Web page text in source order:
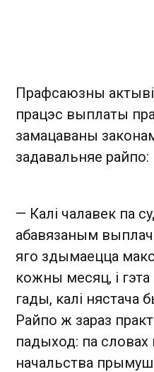
Прафсаюзны
працэс выплаты
замацаваны
задавальняе райпо:
— Калі чалавек па
абавязаным
яго здымаецца
кожны месяц, і
гады, калі нястача
Райпо ж зараз
падыход: па словах
начальства